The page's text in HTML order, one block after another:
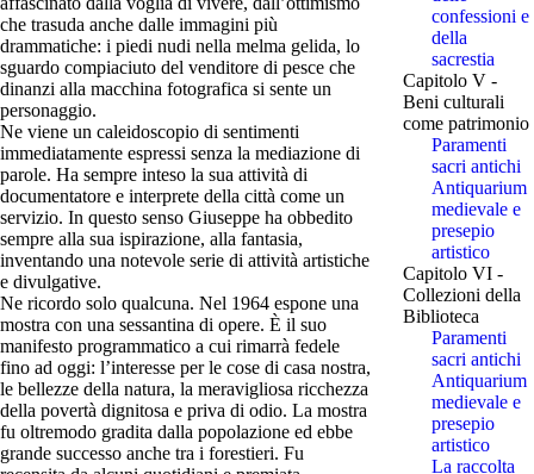
che trasuda anche dalle immagini più
drammatiche: i piedi nudi nella melma gelida, lo
sguardo compiaciuto del venditore di pesce che
dinanzi alla macchina fotografica si sente un
personaggio.
Ne viene un caleidoscopio di sentimenti
immediatamente espressi senza la mediazione di
parole. Ha sempre inteso la sua attività di
documentatore e interprete della città come un
servizio. In questo senso Giuseppe ha obbedito
sempre alla sua ispirazione, alla fantasia,
inventando una notevole serie di attività artistiche
e divulgative.
Ne ricordo solo qualcuna. Nel 1964 espone una
mostra con una sessantina di opere. È il suo
manifesto programmatico a cui rimarrà fedele
fino ad oggi: l’interesse per le cose di casa nostra,
le bellezze della natura, la meravigliosa ricchezza
della povertà dignitosa e priva di odio. La mostra
fu oltremodo gradita dalla popolazione ed ebbe
grande successo anche tra i forestieri. Fu
confessioni e
della
sacrestia
Capitolo V -
Beni culturali
come patrimonio
Paramenti
sacri antichi
Antiquarium
medievale e
presepio
artistico
Capitolo VI -
Collezioni della
Biblioteca
Paramenti
sacri antichi
Antiquarium
medievale e
presepio
artistico
La raccolta